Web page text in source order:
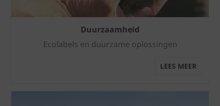
Duurzaamheid
Ecolabels en duurzame oplossingen
LEES MEER